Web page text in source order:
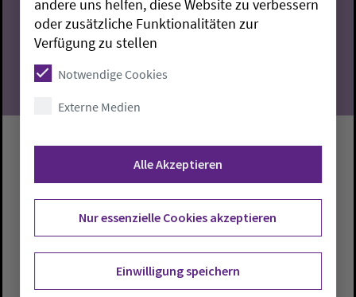
08.2026
Kirchenführung durch die
Dreifaltigkeitskirche
Führung durch die Dreifaltigkeitskirche mit Hilke
Hoff. Interessierte erhalten Einblicke in Geschichte,
Architektur und Besonderheiten.
Oldenburg:Dreifaltigkeitskirche
Samstag, 8.8.2026, 17 Uhr
andere uns helfen, diese Website zu verbessern
oder zusätzliche Funktionalitäten zur
Verfügung zu stellen
Notwendige Cookies
Externe Medien
Alle Akzeptieren
Nur essenzielle Cookies akzeptieren
Einwilligung speichern